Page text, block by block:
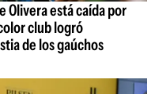
Olivera está caída por
club logró
de los gaúchos